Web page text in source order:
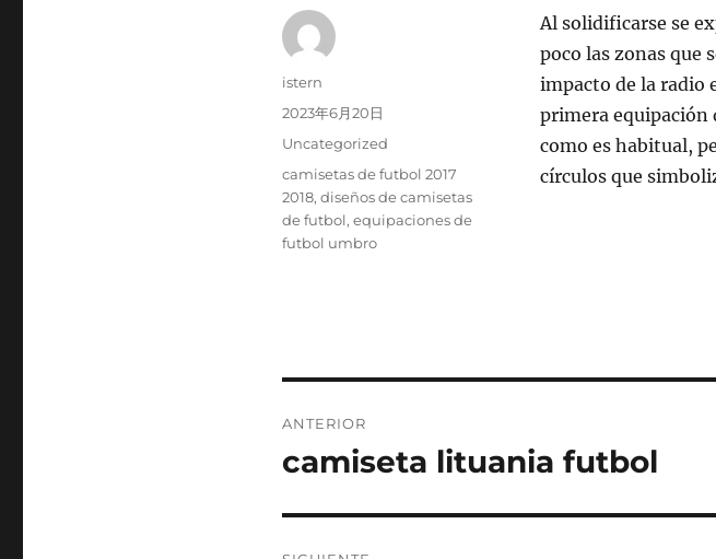
Al solidificarse se
poco las zonas que
impacto de la radio
primera equipación
como es habitual,
círculos que
Autor
istern
Publicado
2023年6月20日
Categorías
Uncategorized
Etiquetas
camisetas de futbol 2017
2018, diseños de camisetas
de futbol, equipaciones de
futbol umbro
de
ANTERIOR
Entrada
camiseta lituania futbol